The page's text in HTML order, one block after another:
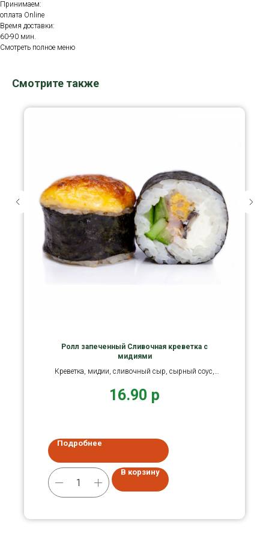
Принимаем:
оплата Online
Время доставки:
60-90 мин.
Смотреть полное меню
Смотрите также
Ролл запеченный Сливочная креветка с
мидиями
Креветка, мидии, сливочный сыр, сырный соус,
16.90 р
Подробнее
В корзину